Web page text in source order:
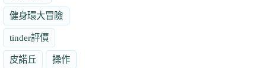
健身環大冒險
tinder評價
皮諾丘 操作